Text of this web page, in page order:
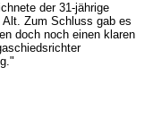
der 31-jährige
Zum Schluss gab es
doch noch einen klaren